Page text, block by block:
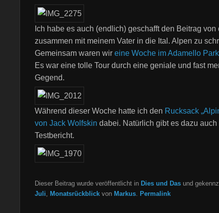
Ich habe es auch (endlich) geschafft den Beitrag von
zusammen mit meinem Vater in die Ital. Alpen zu
Gemeinsam waren wir eine Woche im Adamello Park
Es war eine tolle Tour durch eine geniale und fast
Gegend.
Während dieser Woche hatte ich den Rucksack
von Jack Wolfskin dabei. Natürlich gibt es dazu auch
Testbericht.
Dieser Beitrag wurde veröffentlicht in Dies und Das und
Juli, Monatsrückblick von Markus. Permalink